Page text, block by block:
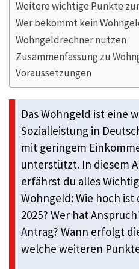
Weitere wichtige Punkte
Wer bekommt kein
Wohngeldrechner nutzen
Zusammenfassung zu
Voraussetzungen
Das Wohngeld ist eine
Sozialleistung in
mit geringem
unterstützt. In diesem
erfährst du alles
Wohngeld: Wie hoch
2025? Wer hat
Antrag? Wann erfolgt
welche weiteren